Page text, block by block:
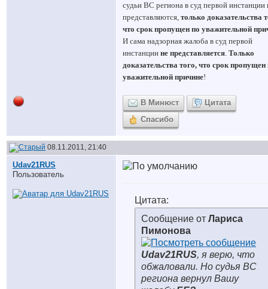
судьи ВС региона в суд первой инстанции
представляются, только доказательства
что срок пропущен по уважительной
И сама надзорная жалоба в суд первой
инстанции не представляется. Только
доказательства того, что срок пропущен
уважительной причине!
В Минюст
Цитата
Спасибо
08.11.2011, 21:40
Udav21RUS
Пользователь
Цитата:
Сообщение от Лариса
Пимонова
Udav21RUS, я верю, что
обжаловали. Но судья ВС
региона вернул Вашу